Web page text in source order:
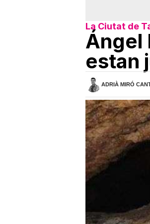
La Ciutat de
Ángel
estan
ADRIÀ MIRÓ